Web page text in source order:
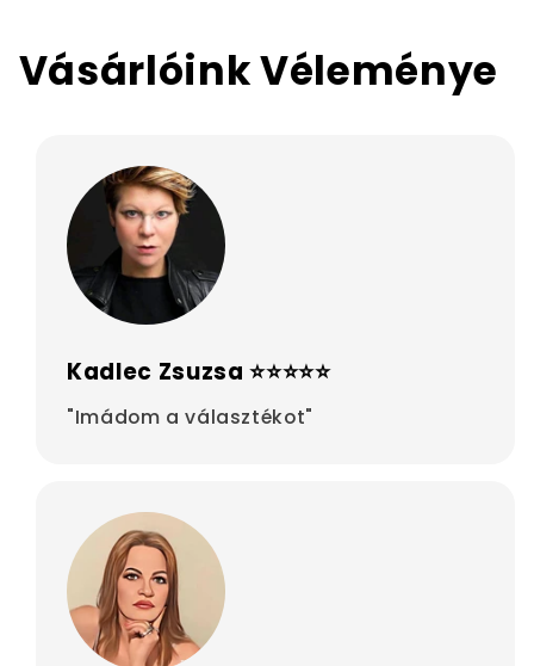
Vásárlóink Véleménye
Kadlec Zsuzsa ⭐⭐⭐⭐⭐
"Imádom a választékot"